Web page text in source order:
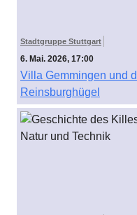
Stadtgruppe Stuttgart
6. Mai. 2026, 17:00
Villa Gemmingen und
Reinsburghügel